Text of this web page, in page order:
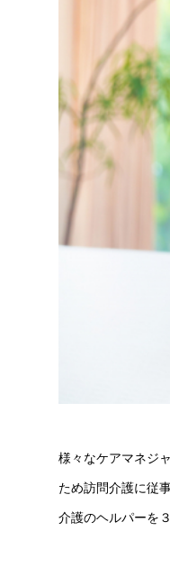
様々なケアマネジ
ため訪問介護に従
介護のヘルパーを